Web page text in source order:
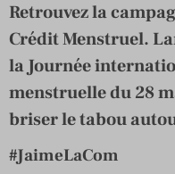
Retrouvez la
Crédit Menstruel.
la Journée
menstruelle du 28
briser le tabou
#JaimeLaCom